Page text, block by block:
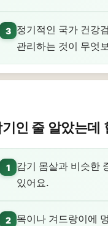
3
정기적인 국가 건강
관리하는 것이 무엇
인 줄 알았는데
1
감기 몸살과 비슷한
있어요.
2
목이나 겨드랑이에